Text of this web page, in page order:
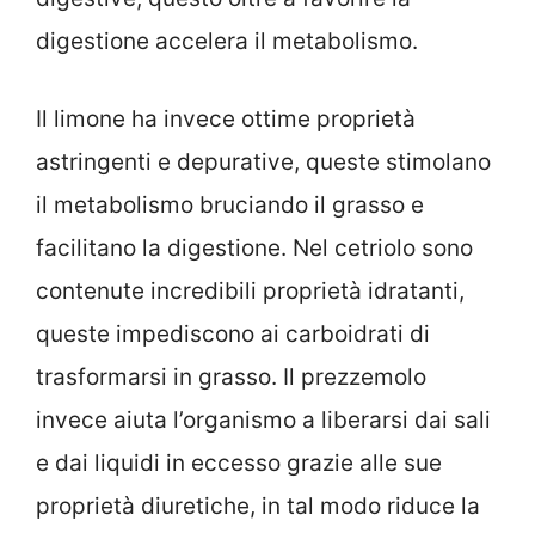
digestione accelera il metabolismo.
Il limone ha invece ottime proprietà
astringenti e depurative, queste stimolano
il metabolismo bruciando il grasso e
facilitano la digestione. Nel cetriolo sono
contenute incredibili proprietà idratanti,
queste impediscono ai carboidrati di
trasformarsi in grasso. Il prezzemolo
invece aiuta l’organismo a liberarsi dai sali
e dai liquidi in eccesso grazie alle sue
proprietà diuretiche, in tal modo riduce la